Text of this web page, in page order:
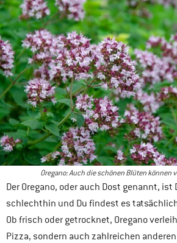
Oregano: Auch die schönen Blüten können
Der Oregano, oder auch Dost genannt, ist
schlechthin und Du findest es
Ob frisch oder getrocknet, Oregano
Pizza, sondern auch zahlreichen